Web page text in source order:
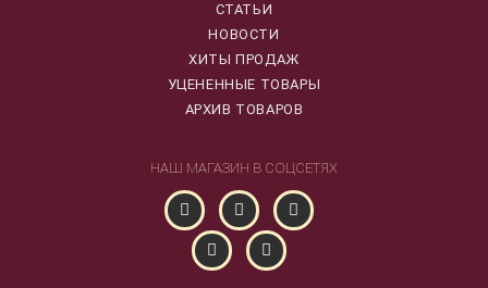
СТАТЬИ
НОВОСТИ
ХИТЫ ПРОДАЖ
УЦЕНЕННЫЕ ТОВАРЫ
АРХИВ ТОВАРОВ
НАШ МАГАЗИН В СОЦСЕТЯХ